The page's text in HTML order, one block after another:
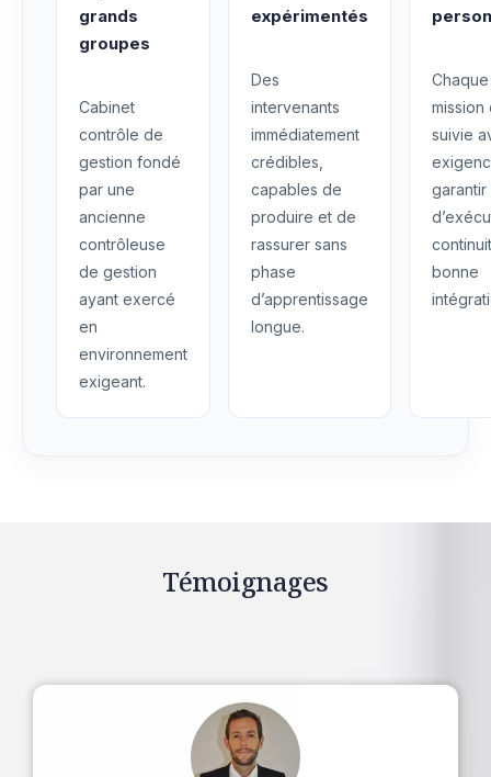
grands
groupes
Cabinet
contrôle de
gestion fondé
par une
ancienne
contrôleuse
de gestion
ayant exercé
en
environnement
exigeant.
expérimentés
Des
intervenants
immédiatement
crédibles,
capables de
produire et de
rassurer sans
phase
d’apprentissage
longue.
Chaque
mission
suivie
garantir
bonne
Témoignages